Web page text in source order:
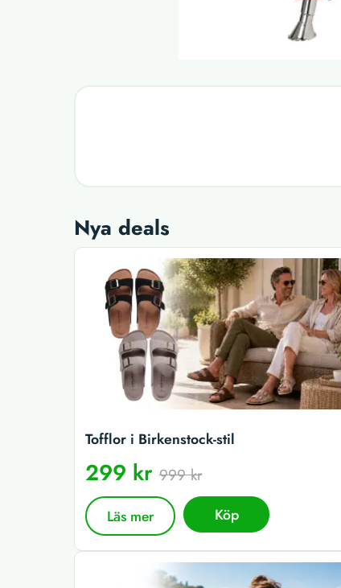
Nya deals
Tofflor i Birkenstock-stil
299 kr 999 kr
Läs mer Köp